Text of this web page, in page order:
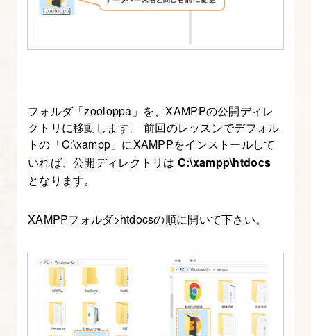
フォルダ「zooloppa」を、XAMPPの公開ディレ
クトリに移動します。 前回のレッスンでデフォル
トの「C:\xampp」にXAMPPをインストールして
いれば、公開ディレクトリは C:\xampp\htdocs
となります。
XAMPPフォルダ>htdocsの順に開いて下さい。